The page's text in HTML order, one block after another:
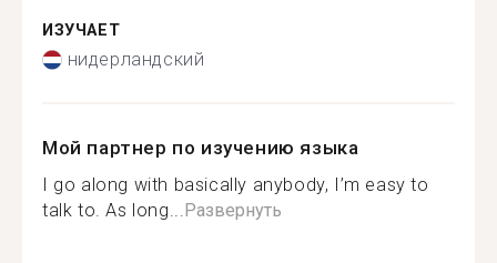
ИЗУЧАЕТ
нидерландский
Мой партнер по изучению языка
I go along with basically anybody, I’m easy to
talk to. As long...Развернуть